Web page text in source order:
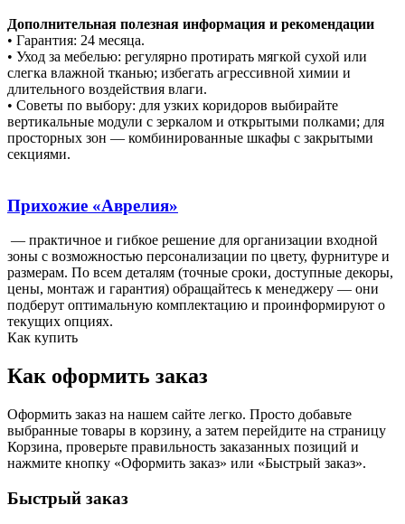
Дополнительная полезная информация и рекомендации
• Гарантия: 24 месяца.
• Уход за мебелью: регулярно протирать мягкой сухой или
слегка влажной тканью; избегать агрессивной химии и
длительного воздействия влаги.
• Советы по выбору: для узких коридоров выбирайте
вертикальные модули с зеркалом и открытыми полками; для
просторных зон — комбинированные шкафы с закрытыми
секциями.
Прихожие «Аврелия»
— практичное и гибкое решение для организации входной
зоны с возможностью персонализации по цвету, фурнитуре и
размерам. По всем деталям (точные сроки, доступные декоры,
цены, монтаж и гарантия) обращайтесь к менеджеру — они
подберут оптимальную комплектацию и проинформируют о
текущих опциях.
Как купить
Как оформить заказ
Оформить заказ на нашем сайте легко. Просто добавьте
выбранные товары в корзину, а затем перейдите на страницу
Корзина, проверьте правильность заказанных позиций и
нажмите кнопку «Оформить заказ» или «Быстрый заказ».
Быстрый заказ